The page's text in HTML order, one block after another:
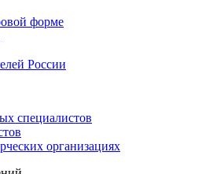
форме
России
специалистов
организациях